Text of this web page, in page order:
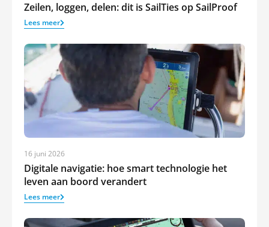
Zeilen, loggen, delen: dit is SailTies op SailProof
Lees meer
16 juni 2026
Digitale navigatie: hoe smart technologie het
leven aan boord verandert
Lees meer